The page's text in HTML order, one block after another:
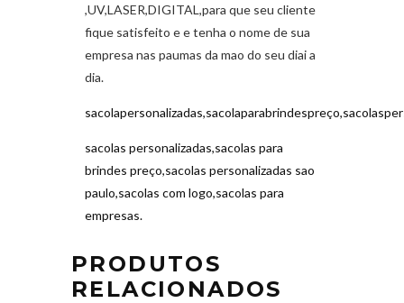
,UV,LASER,DIGITAL,para que seu cliente
fique satisfeito e e tenha o nome de sua
empresa nas paumas da mao do seu diai a
dia.
sacolas personalizadas,sacolas para
brindes preço,sacolas personalizadas sao
paulo,sacolas com logo,sacolas para
empresas.
PRODUTOS
RELACIONADOS